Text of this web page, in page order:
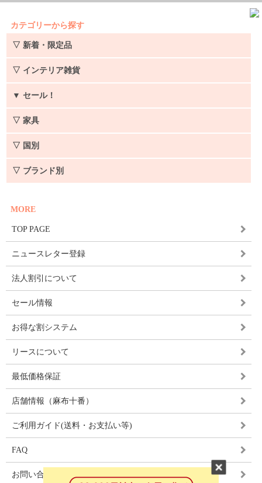
カテゴリーから探す
▽ 新着・限定品
▽ インテリア雑貨
▼ セール！
▽ 家具
▽ 国別
▽ ブランド別
MORE
TOP PAGE
ニュースレター登録
法人割引について
セール情報
お得な割システム
リースについて
最低価格保証
店舗情報（麻布十番）
ご利用ガイド(送料・お支払い等)
FAQ
お問い合わせ